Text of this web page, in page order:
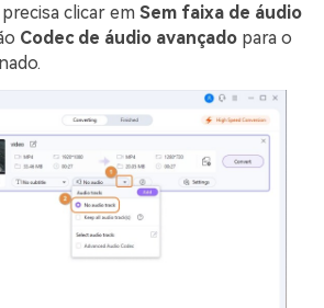
clicar em Sem faixa de áudio
Codec de áudio avançado para o